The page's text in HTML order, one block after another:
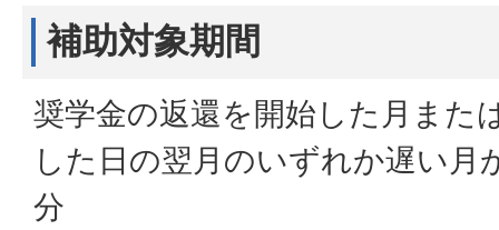
補助対象期間
奨学金の返還を開始した月また
した日の翌月のいずれか遅い月
分